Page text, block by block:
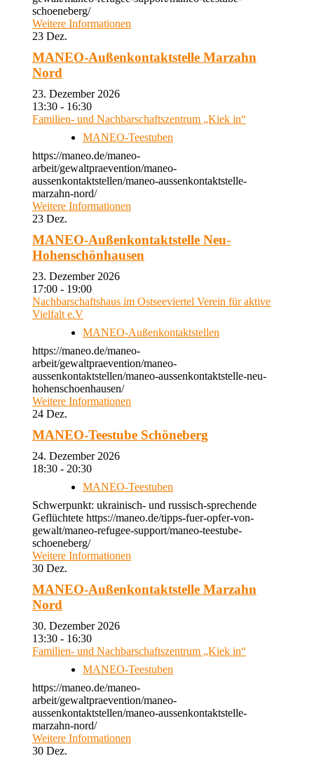
schoeneberg/
Weitere Informationen
23 Dez.
MANEO-Außenkontaktstelle Marzahn
Nord
23. Dezember 2026
13:30 - 16:30
Familien- und Nachbarschaftszentrum „Kiek in“
MANEO-Teestuben
https://maneo.de/maneo-
arbeit/gewaltpraevention/maneo-
aussenkontaktstellen/maneo-aussenkontaktstelle-
marzahn-nord/
Weitere Informationen
23 Dez.
MANEO-Außenkontaktstelle Neu-
Hohenschönhausen
23. Dezember 2026
17:00 - 19:00
Nachbarschaftshaus im Ostseeviertel Verein für aktive
Vielfalt e.V
MANEO-Außenkontaktstellen
https://maneo.de/maneo-
arbeit/gewaltpraevention/maneo-
aussenkontaktstellen/maneo-aussenkontaktstelle-neu-
hohenschoenhausen/
Weitere Informationen
24 Dez.
MANEO-Teestube Schöneberg
24. Dezember 2026
18:30 - 20:30
MANEO-Teestuben
Schwerpunkt: ukrainisch- und russisch-sprechende
Geflüchtete https://maneo.de/tipps-fuer-opfer-von-
gewalt/maneo-refugee-support/maneo-teestube-
schoeneberg/
Weitere Informationen
30 Dez.
MANEO-Außenkontaktstelle Marzahn
Nord
30. Dezember 2026
13:30 - 16:30
Familien- und Nachbarschaftszentrum „Kiek in“
MANEO-Teestuben
https://maneo.de/maneo-
arbeit/gewaltpraevention/maneo-
aussenkontaktstellen/maneo-aussenkontaktstelle-
marzahn-nord/
Weitere Informationen
30 Dez.